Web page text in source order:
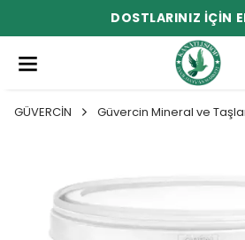
DOSTLARINIZ İÇİN
GÜVERCİN Güvercin Mineral ve